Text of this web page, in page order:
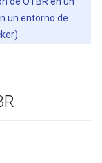
un entorno de